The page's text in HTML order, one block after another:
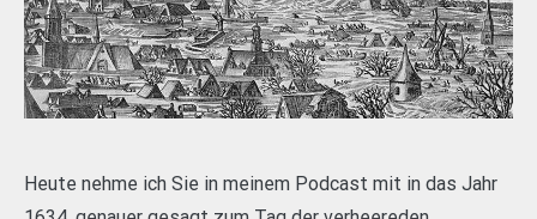
Heute nehme ich Sie in meinem Podcast mit in das Jahr